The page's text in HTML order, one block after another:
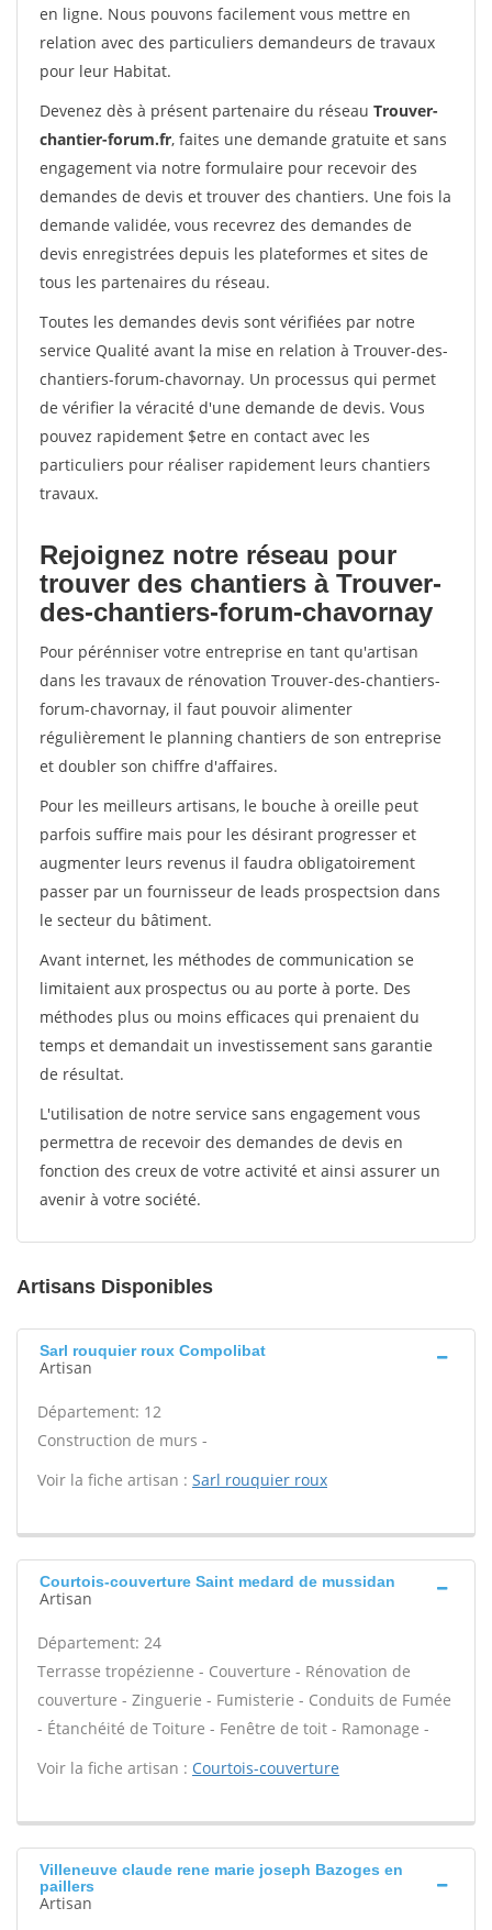
en ligne. Nous pouvons facilement vous mettre en
relation avec des particuliers demandeurs de travaux
pour leur Habitat.
Devenez dès à présent partenaire du réseau Trouver-
chantier-forum.fr, faites une demande gratuite et sans
engagement via notre formulaire pour recevoir des
demandes de devis et trouver des chantiers. Une fois la
demande validée, vous recevrez des demandes de
devis enregistrées depuis les plateformes et sites de
tous les partenaires du réseau.
Toutes les demandes devis sont vérifiées par notre
service Qualité avant la mise en relation à Trouver-des-
chantiers-forum-chavornay. Un processus qui permet
de vérifier la véracité d'une demande de devis. Vous
pouvez rapidement $etre en contact avec les
particuliers pour réaliser rapidement leurs chantiers
travaux.
Rejoignez notre réseau pour
trouver des chantiers à Trouver-
des-chantiers-forum-chavornay
Pour pérénniser votre entreprise en tant qu'artisan
dans les travaux de rénovation Trouver-des-chantiers-
forum-chavornay, il faut pouvoir alimenter
régulièrement le planning chantiers de son entreprise
et doubler son chiffre d'affaires.
Pour les meilleurs artisans, le bouche à oreille peut
parfois suffire mais pour les désirant progresser et
augmenter leurs revenus il faudra obligatoirement
passer par un fournisseur de leads prospectsion dans
le secteur du bâtiment.
Avant internet, les méthodes de communication se
limitaient aux prospectus ou au porte à porte. Des
méthodes plus ou moins efficaces qui prenaient du
temps et demandait un investissement sans garantie
de résultat.
L'utilisation de notre service sans engagement vous
permettra de recevoir des demandes de devis en
fonction des creux de votre activité et ainsi assurer un
avenir à votre société.
Artisans Disponibles
Sarl rouquier roux Compolibat
Artisan
Département: 12
Construction de murs -
Voir la fiche artisan : Sarl rouquier roux
Courtois-couverture Saint medard de mussidan
Artisan
Département: 24
Terrasse tropézienne - Couverture - Rénovation de
couverture - Zinguerie - Fumisterie - Conduits de Fumée
- Étanchéité de Toiture - Fenêtre de toit - Ramonage -
Voir la fiche artisan : Courtois-couverture
Villeneuve claude rene marie joseph Bazoges en
paillers
Artisan